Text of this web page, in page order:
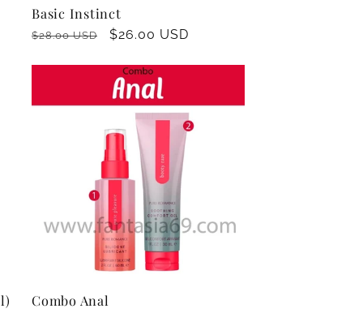
Basic Instinct
Precio
$28.00 USD
Precio
oferta
$26.00 USD
Combo Anal